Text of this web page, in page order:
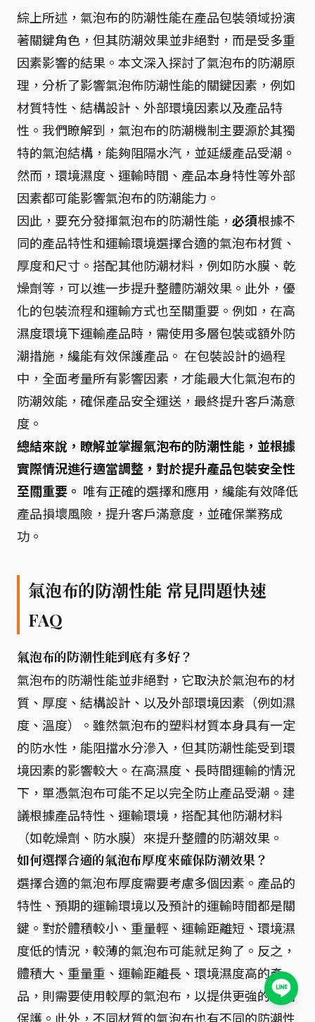
綜上所述，氣泡布的防潮性能在產品包裝領域扮演
著關鍵角色，但其防潮效果並非絕對，而是受多重
因素影響的結果。本文深入探討了氣泡布的防潮原
理，分析了影響氣泡佈防潮性能的關鍵因素，例如
材質特性、結構設計、外部環境因素以及產品特
性。我們瞭解到，氣泡布的防潮機制主要源於其獨
特的氣泡結構，能夠阻隔水汽，並延緩產品受潮。
然而，環境濕度、運輸時間、產品本身特性等外部
因素都可能影響氣泡布的防潮能力。
因此，要充分發揮氣泡布的防潮性能， 必須根據不
同的產品特性和運輸環境選擇合適的氣泡布材質、
厚度和尺寸。搭配其他防潮材料，例如防水膜、乾
燥劑等，可以進一步提升整體防潮效果。此外，優
化的包裝流程和運輸方式也至關重要。例如，在高
濕度環境下運輸產品時，需使用多層包裝或額外防
潮措施，纔能有效保護產品。 在包裝設計的過程
中，全面考量所有影響因素，才能最大化氣泡布的
防潮效能，確保產品安全運送，最終提升客戶滿意
度。
總結來說，瞭解並掌握氣泡布的防潮性能，並根據
實際情況進行適當調整，對於提升產品包裝安全性
至關重要。 唯有正確的選擇和應用，纔能有效降低
產品損壞風險，提升客戶滿意度，並確保業務成
功。
氣泡布的防潮性能 常見問題快速
FAQ
氣泡布的防潮性能到底有多好？
氣泡布的防潮性能並非絕對，它取決於氣泡布的材
質、厚度、結構設計、以及外部環境因素（例如濕
度、溫度）。雖然氣泡布的塑料材質本身具有一定
的防水性，能阻擋水分滲入，但其防潮性能受到環
境因素的影響較大。在高濕度、長時間運輸的情況
下，單憑氣泡布可能不足以完全防止產品受潮。建
議根據產品特性、運輸環境，搭配其他防潮材料
（如乾燥劑、防水膜）來提升整體的防潮效果。
如何選擇合適的氣泡布厚度來確保防潮效果？
選擇合適的氣泡布厚度需要考慮多個因素。產品的
特性、預期的運輸環境以及預計的運輸時間都是關
鍵。對於體積較小、重量輕、運輸距離短、環境濕
度低的情況，較薄的氣泡布可能就足夠了。反之，
體積大、重量重、運輸距離長、環境濕度高的產
品，則需要使用較厚的氣泡布，以提供更強的防潮
保護。此外，不同材質的氣泡布也有不同的防潮性